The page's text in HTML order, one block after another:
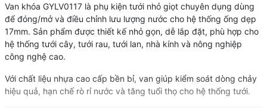
Van khóa GYLV0117 là phụ kiện tưới nhỏ giọt chuyên dụng dùng
để đóng/mở và điều chỉnh lưu lượng nước cho hệ thống ống dẹp
17mm. Sản phẩm được thiết kế nhỏ gọn, dễ lắp đặt, phù hợp cho
hệ thống tưới cây, tưới rau, tưới lan, nhà kính và nông nghiệp
công nghệ cao.
Với chất liệu nhựa cao cấp bền bỉ, van giúp kiểm soát dòng chảy
hiệu quả, hạn chế rò rỉ nước và tăng tuổi thọ cho hệ thống tưới.